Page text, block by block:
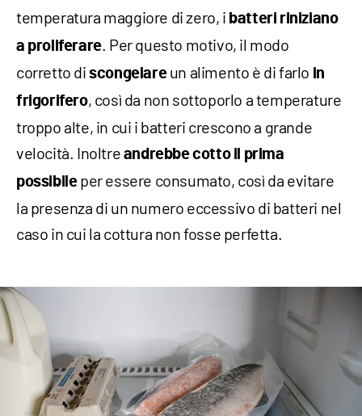
temperatura maggiore di zero, i batteri riniziano
a proliferare. Per questo motivo, il modo
corretto discongelareun alimento è di farlo in
frigorifero, così da non sottoporlo a temperature
troppo alte, in cui i batteri crescono a grande
velocità. Inoltre andrebbe cotto il prima
possibileper essere consumato, così da evitare
la presenza di un numero eccessivo di batteri nel
caso in cui la cottura non fosse perfetta.